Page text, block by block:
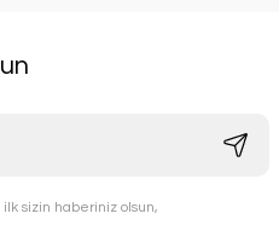
sizin haberiniz olsun,